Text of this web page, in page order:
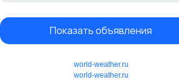
Показать объявления
world-weather.ru
world-weather.ru